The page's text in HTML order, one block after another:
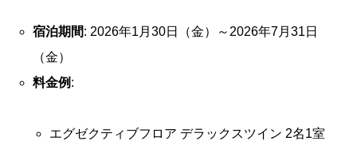
宿泊期間: 2026年1月30日（金）～2026年7月31日
（金）
料金例 :
エグゼクティブフロア デラックスツイン 2名1室